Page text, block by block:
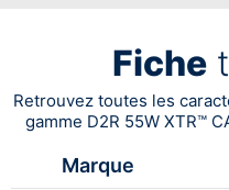
Fiche
Retrouvez toutes les
gamme D2R 55W XTR™
Marque